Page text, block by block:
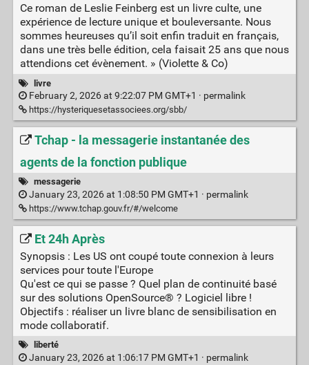
Ce roman de Leslie Feinberg est un livre culte, une
expérience de lecture unique et bouleversante. Nous
sommes heureuses qu’il soit enfin traduit en français,
dans une très belle édition, cela faisait 25 ans que nous
attendions cet évènement. » (Violette & Co)
livre
February 2, 2026 at 9:22:07 PM GMT+1 · permalink
https://hysteriquesetassociees.org/sbb/
Tchap - la messagerie instantanée des
agents de la fonction publique
messagerie
January 23, 2026 at 1:08:50 PM GMT+1 · permalink
https://www.tchap.gouv.fr/#/welcome
Et 24h Après
Synopsis : Les US ont coupé toute connexion à leurs
services pour toute l'Europe
Qu'est ce qui se passe ? Quel plan de continuité basé
sur des solutions OpenSource® ? Logiciel libre !
Objectifs : réaliser un livre blanc de sensibilisation en
mode collaboratif.
liberté
January 23, 2026 at 1:06:17 PM GMT+1 · permalink